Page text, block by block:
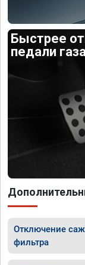
Быстрее
педали
Отключение
фильтра